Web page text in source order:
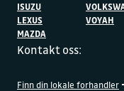
ISUZU
LEXUS
MAZDA
VOYAH
Kontakt oss:
Finn din lokale forhandler